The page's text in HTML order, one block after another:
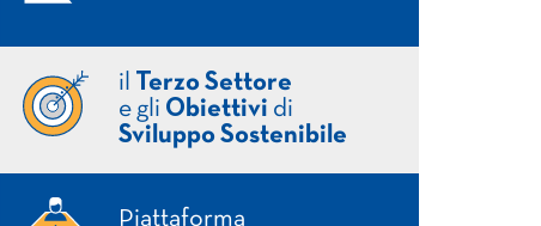
il
Terzo Settore
e gli Obiettivi di
Sviluppo Sostenibile
Piattaforma